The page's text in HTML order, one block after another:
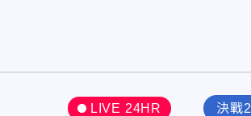
LIVE 24HR 決戰